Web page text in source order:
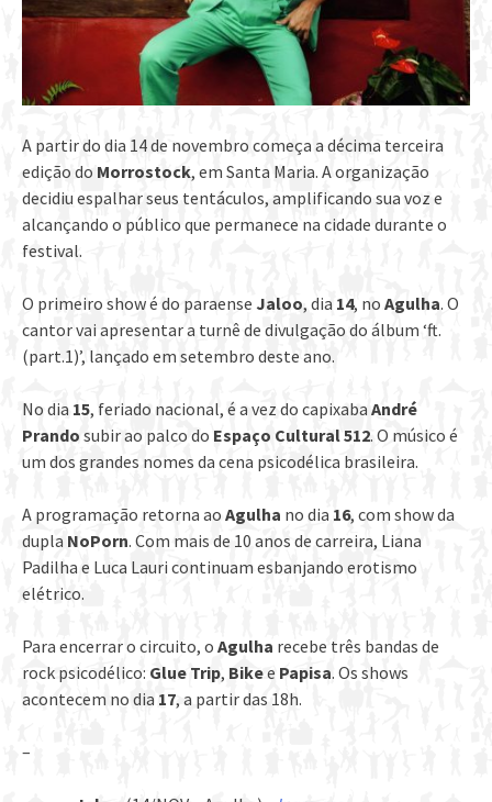
A partir do dia 14 de novembro começa a décima terceira
edição do Morrostock, em Santa Maria. A organização
decidiu espalhar seus tentáculos, amplificando sua voz e
alcançando o público que permanece na cidade durante o
festival.
O primeiro show é do paraense Jaloo, dia 14, no Agulha. O
cantor vai apresentar a turnê de divulgação do álbum ‘ft.
(part.1)’, lançado em setembro deste ano.
No dia 15, feriado nacional, é a vez do capixabaAndré
Prando subir ao palco do Espaço Cultural 512. O músico é
um dos grandes nomes da cena psicodélica brasileira.
A programação retorna ao Agulha no dia 16, com show da
dupla NoPorn. Com mais de 10 anos de carreira, Liana
Padilha e Luca Lauri continuam esbanjando erotismo
elétrico.
Para encerrar o circuito, o Agulha recebe três bandas de
rock psicodélico: Glue Trip, Bikee Papisa. Os shows
acontecem no dia 17, a partir das 18h.
–